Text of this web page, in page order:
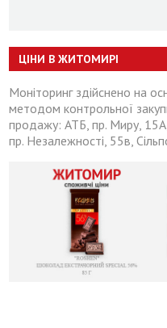
ЦІНИ В ЖИТОМИРІ
Моніторинг здійснено на
методом контрольної
продажу: АТБ, пр. Миру,
пр. Незалежності, 55в,